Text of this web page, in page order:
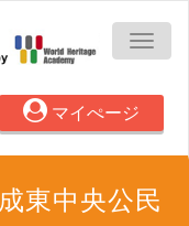
マイぺージ
東中央公民